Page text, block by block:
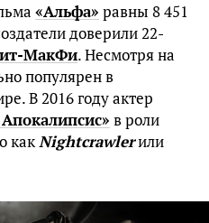
«Альфа» равны 8 451
доверили 22-
МакФи. Несмотря на
популярен в
В 2016 году актер
в роли
какNightcrawlerили